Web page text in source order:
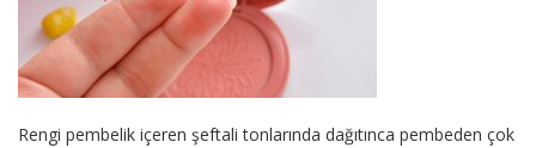
Rengi pembelik içeren şeftali tonlarında dağıtınca pembeden çok